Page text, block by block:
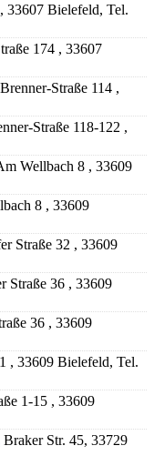
33607 Bielefeld, Tel.
174 , 33607
Straße 114 ,
Straße 118-122 ,
Wellbach 8 , 33609
8 , 33609
Straße 32 , 33609
Straße 36 , 33609
36 , 33609
, 33609 Bielefeld, Tel.
1-15 , 33609
Braker Str. 45, 33729